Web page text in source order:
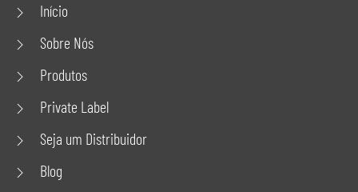
Início
Sobre Nós
Produtos
Private Label
Seja um Distribuidor
Blog